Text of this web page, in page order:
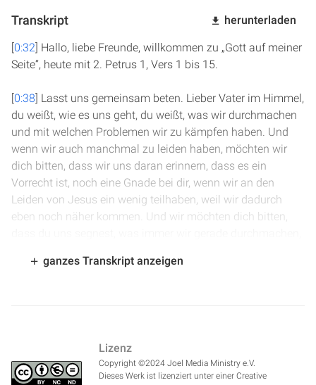
Transkript herunterladen
[0:32] Hallo, liebe Freunde, willkommen zu „Gott auf meiner
Seite“, heute mit 2. Petrus 1, Vers 1 bis 15.
[0:38] Lasst uns gemeinsam beten. Lieber Vater im Himmel,
du weißt, wie es uns geht, du weißt, was wir durchmachen
und mit welchen Problemen wir zu kämpfen haben. Und
wenn wir auch manchmal zu leiden haben, möchten wir
dich bitten, dass wir uns daran erinnern, dass es ein
Vorrecht ist, noch eine Gnade bei dir, wenn wir an den
Leiden von Jesus ein wenig teilhaben, weil wir dadurch
eben noch näher kommen. Und wir möchten dich bitten,
nicht versprochen, alle Schwierigkeiten einfach
verstehen, wie du es gemeint hast. Wir danken dir dafür,
dass jeder von uns es verstehen darf. Das alles bitten wir
ganzes Transkript anzeigen
Lizenz
Copyright ©2024 Joel Media Ministry e.V.
Dieses Werk ist lizenziert unter einer Creative